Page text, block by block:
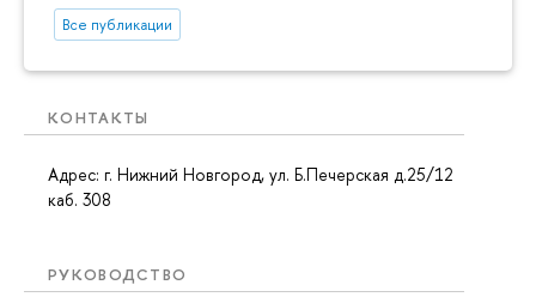
Все публикации
КОНТАКТЫ
Адрес: г. Нижний Новгород, ул. Б.Печерская д.25/12
каб. 308
РУКОВОДСТВО